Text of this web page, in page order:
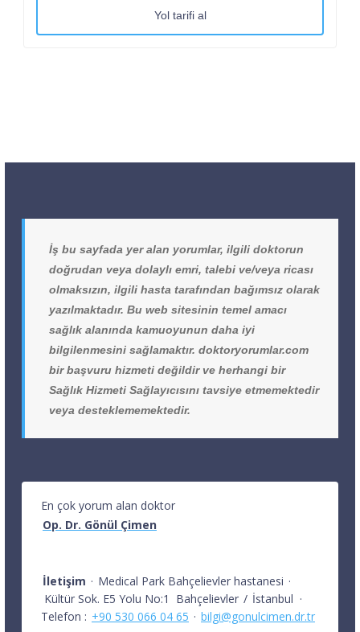
Yol tarifi al
İş bu sayfada yer alan yorumlar, ilgili doktorun
doğrudan veya dolaylı emri, talebi ve/veya ricası
olmaksızın, ilgili hasta tarafından bağımsız olarak
yazılmaktadır. Bu web sitesinin temel amacı
sağlık alanında kamuoyunun daha iyi
bilgilenmesini sağlamaktır. doktoryorumlar.com
bir başvuru hizmeti değildir ve herhangi bir
Sağlık Hizmeti Sağlayıcısını tavsiye etmemektedir
veya desteklememektedir.
En çok yorum alan doktor
Op. Dr. Gönül Çimen
İletişim · Medical Park Bahçelievler hastanesi ·
Kültür Sok. E5 Yolu No:1
Bahçelievler / İstanbul ·
Telefon : +90 530 066 04 65 · bilgi@gonulcimen.dr.tr